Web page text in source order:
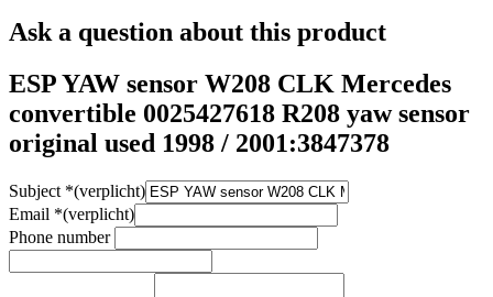
Ask a question about this product
ESP YAW sensor W208 CLK Mercedes
convertible 0025427618 R208 yaw sensor
original used 1998 / 2001:3847378
Subject *(verplicht)
Email *(verplicht)
Phone number